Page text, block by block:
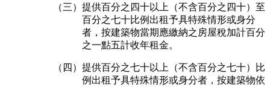
（三）提供百分之四十以上（不含百分之四十）至
百分之七十比例出租予具特殊情形或身分
者，按建築物當期應繳納之房屋稅加計百分
之一點五計收年租金。
（四）提供百分之七十以上（不含百分之七十）比
例出租予具特殊情形或身分者，按建築物依